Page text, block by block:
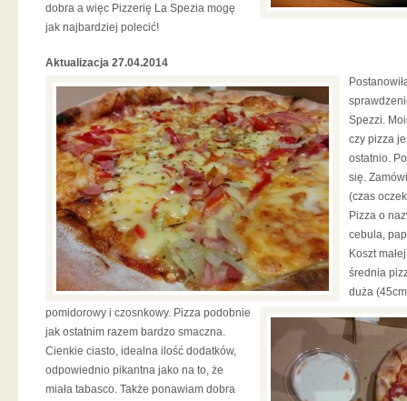
dobra a więc Pizzerię La Spezia mogę
jak najbardziej polecić!
Aktualizacja 27.04.2014
Spezzi.
czy pizza
ostatnio.
się.
(czas
Pizza o
cebula,
Koszt
średnia
duża
pomidorowy i czosnkowy. Pizza podobnie
jak ostatnim razem bardzo smaczna.
Cienkie ciasto, idealna ilość dodatków,
odpowiednio pikantna jako na to, że
miała tabasco. Także ponawiam dobra